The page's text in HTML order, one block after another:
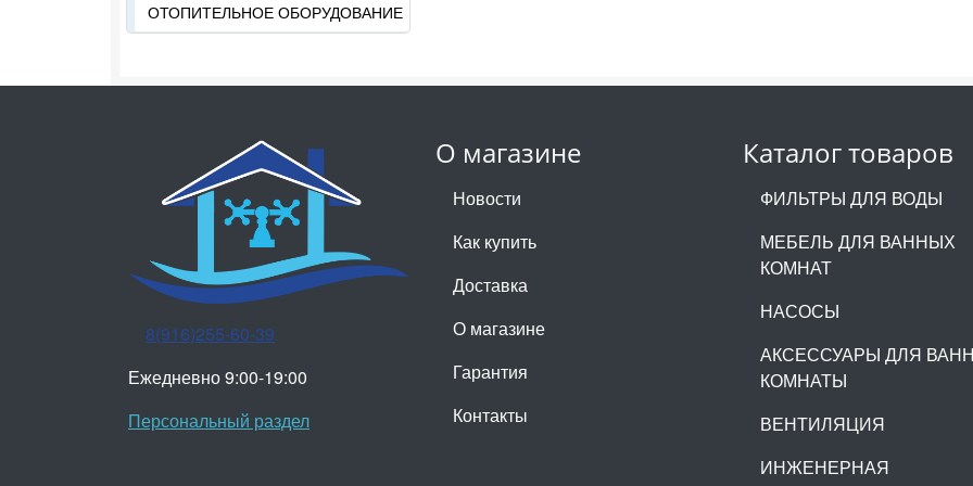
ОТОПИТЕЛЬНОЕ ОБОРУДОВАНИЕ
О магазине
Новости
Как купить
Доставка
О магазине
Гарантия
Контакты
Каталог товаров
ФИЛЬТРЫ ДЛЯ ВОДЫ
МЕБЕЛЬ ДЛЯ ВАННЫХ
КОМНАТ
НАСОСЫ
АКСЕССУАРЫ ДЛЯ
КОМНАТЫ
ВЕНТИЛЯЦИЯ
ИНЖЕНЕРНАЯ
8(916)255-60-39
Ежедневно 9:00-19:00
Персональный раздел